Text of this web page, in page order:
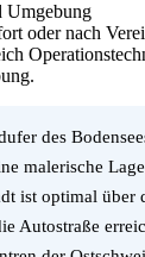
Umgebung
oder nach
des
malerische
ist optimal über
Autostraße